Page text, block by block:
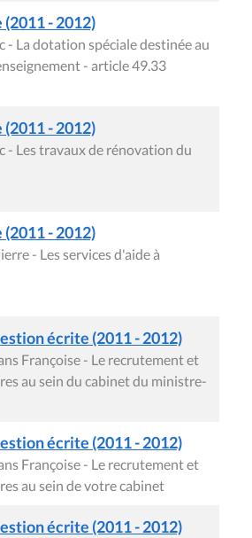
- 2012)
- La dotation spéciale destinée au
- article 49.33
- 2012)
- Les travaux de rénovation du
- 2012)
- Les services d'aide à
écrite (2011 - 2012)
Françoise - Le recrutement et
au sein du cabinet du ministre-
écrite (2011 - 2012)
Françoise - Le recrutement et
au sein de votre cabinet
écrite (2011 - 2012)